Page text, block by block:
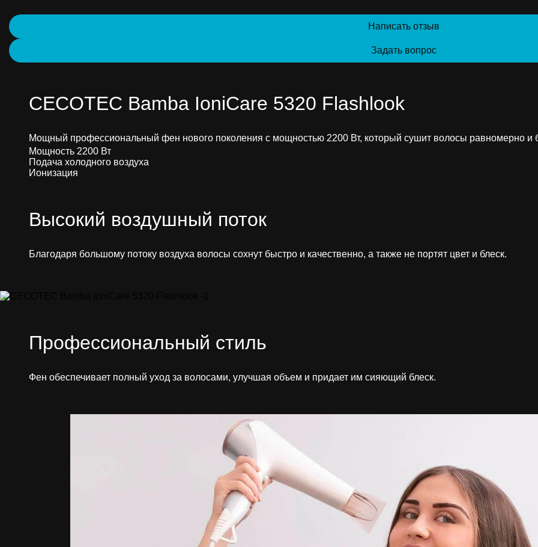
Написать отзыв
Задать вопрос
CECOTEC Bamba IoniCare 5320 Flashlook
Мощный профессиональный фен нового поколения с мощностью 2200 Вт, который сушит волосы равномерно и
Мощность 2200 Вт
Подача холодного воздуха
Ионизация
Высокий воздушный поток
Благодаря большому потоку воздуха волосы сохнут быстро и качественно, а также не портят цвет и блеск.
Профессиональный стиль
Фен обеспечивает полный уход за волосами, улучшая объем и придает им сияющий блеск.